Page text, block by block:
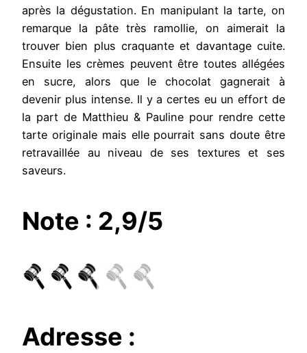
après la dégustation. En manipulant la tarte, on
remarque la pâte très ramollie, on aimerait la
trouver bien plus craquante et davantage cuite.
Ensuite les crèmes peuvent être toutes allégées
en sucre, alors que le chocolat gagnerait à
devenir plus intense. Il y a certes eu un effort de
la part de Matthieu & Pauline pour rendre cette
tarte originale mais elle pourrait sans doute être
retravaillée au niveau de ses textures et ses
saveurs.
Note : 2,9/5
Adresse :